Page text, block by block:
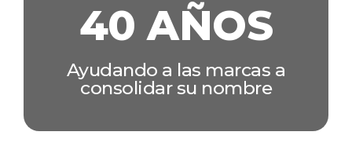
40 AÑOS
Ayudando a las marcas a
consolidar su nombre